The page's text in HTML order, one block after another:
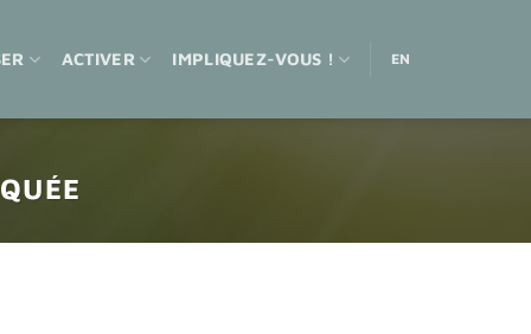
ACTIVER IMPLIQUEZ-VOUS ! EN